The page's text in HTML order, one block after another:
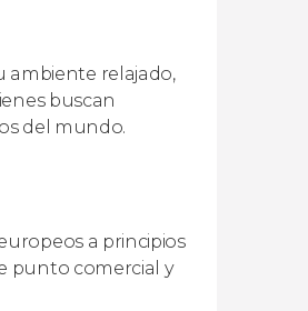
ambiente relajado,
buscan
del mundo.
a principios
punto comercial y